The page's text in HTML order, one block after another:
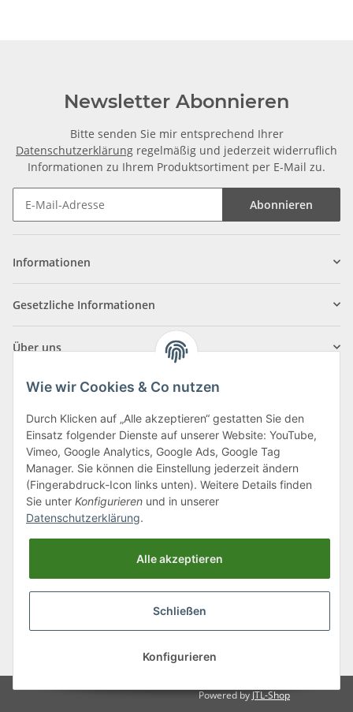
Newsletter Abonnieren
Bitte senden Sie mir entsprechend Ihrer
Datenschutzerklärung regelmäßig und jederzeit widerruflich
Informationen zu Ihrem Produktsortiment per E-Mail zu.
Abonnieren
Informationen
Gesetzliche Informationen
Über uns
Klagenfurter Straße 29
9556 Liebenfels
Montag bis Donnerstag: 8:00 bis 16:30 Uhr
Freitag: 8:00 bis 12:00 Uhr
Tel.:0043 (0) 4262 50900
office@cncshop.at
* Alle Preise inkl. gesetzlicher USt., zzgl.Versand, zzgl.
Powered by JTL-Shop
Wie wir Cookies & Co nutzen
Durch Klicken auf „Alle akzeptieren“ gestatten Sie den
Einsatz folgender Dienste auf unserer Website: YouTube,
Vimeo, Google Analytics, Google Ads, Google Tag
Manager. Sie können die Einstellung jederzeit ändern
(Fingerabdruck-Icon links unten). Weitere Details finden
Sie unter Konfigurieren und in unserer
Datenschutzerklärung.
Alle akzeptieren
Schließen
Konfigurieren